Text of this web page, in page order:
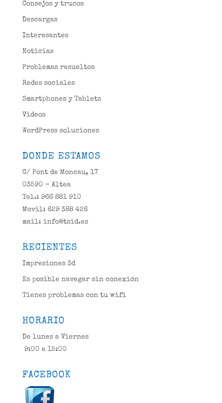
Consejos y trucos
Descargas
Interesantes
Noticias
Problemas resueltos
Redes sociales
Smartphones y Tablets
Videos
WordPress soluciones
DONDE ESTAMOS
C/ Pont de Moncau, 17
03590 - Altea
Tel.: 966 881 910
Movil: 629 388 426
mail: info@tsid.es
RECIENTES
Impresiones 3d
Es posible navegar sin conexión
Tienes problemas con tu wifi
HORARIO
De lunes a Viernes
9:00 a 15:00
FACEBOOK